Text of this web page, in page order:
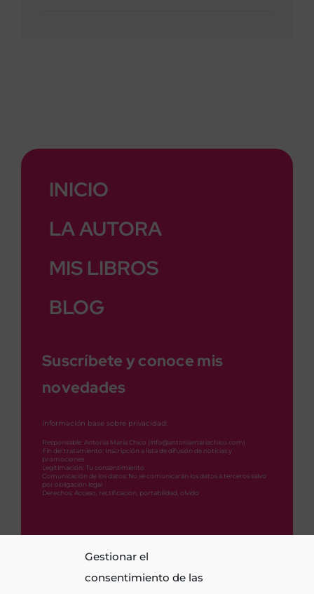
Gestionar el
consentimiento de las
INICIO
LA AUTORA
MIS LIBROS
BLOG
Suscríbete y conoce mis
novedades
Información base sobre privacidad:
Responsable: Antonia María Chico (info@antoniamariachico.com)
Fin del tratamiento: Inscripción a lista de difusión de noticias y
promociones
Legitimación: Tu consentimiento
Comunicación de los datos: No se comunicarán los datos a terceros salvo
por obligación legal
Derechos: Acceso, rectificación, portabilidad, olvido
Política de cookies (UE)